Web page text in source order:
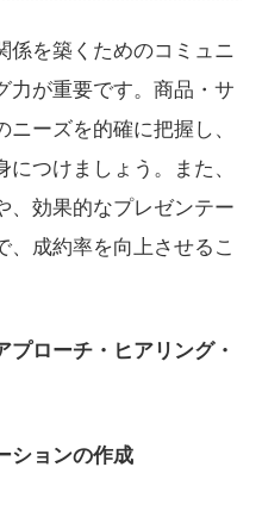
係を築くためのコミュニ
力が重要です。商品・サ
ーズを的確に把握し、
つけましょう。また、
、効果的なプレゼンテー
、成約率を向上させるこ
ローチ・ヒアリング・
ションの作成